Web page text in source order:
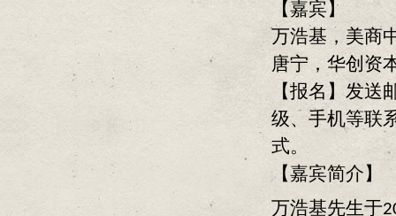
【嘉宾】
万浩基，美商
唐宁，华创资
【报名】发送
级、手机等联
式。
【嘉宾简介】
万浩基先生于